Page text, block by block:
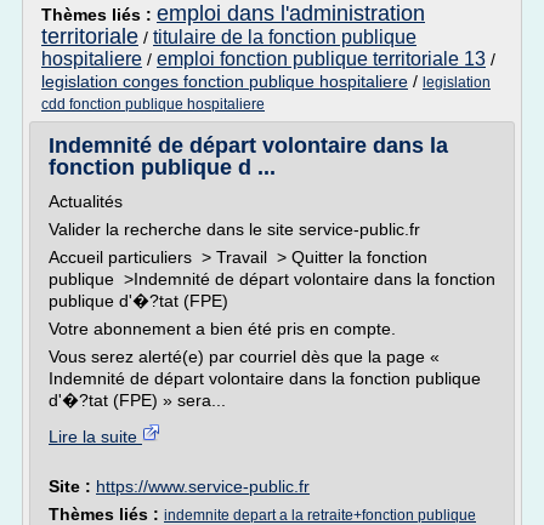
Thèmes liés : emploi dans l'administration
territoriale / titulaire de la fonction publique
hospitaliere / emploi fonction publique territoriale 13 /
legislation conges fonction publique hospitaliere / legislation
cdd fonction publique hospitaliere
Indemnité de départ volontaire dans la
fonction publique d ...
Actualités
Valider la recherche dans le site service-public.fr
Accueil particuliers > Travail > Quitter la fonction
publique >Indemnité de départ volontaire dans la fonction
publique d'�?tat (FPE)
Votre abonnement a bien été pris en compte.
Vous serez alerté(e) par courriel dès que la page «
Indemnité de départ volontaire dans la fonction publique
d'�?tat (FPE) » sera...
Lire la suite
Site : https://www.service-public.fr
Thèmes liés : indemnite depart a la retraite+fonction publique